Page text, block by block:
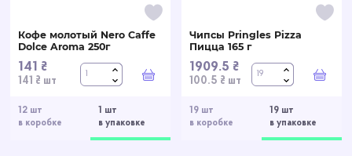
12 шт
в коробке
1 шт
в упаковке
Кофе молотый Nero Caffe
Dolce Aroma 250г
141 ₴
141 ₴ шт В корзину
19 шт
в коробке
19 шт
в упаковке
Чипсы Pringles Pizza
Пицца 165 г
1909.5 ₴
100.5 ₴ шт В